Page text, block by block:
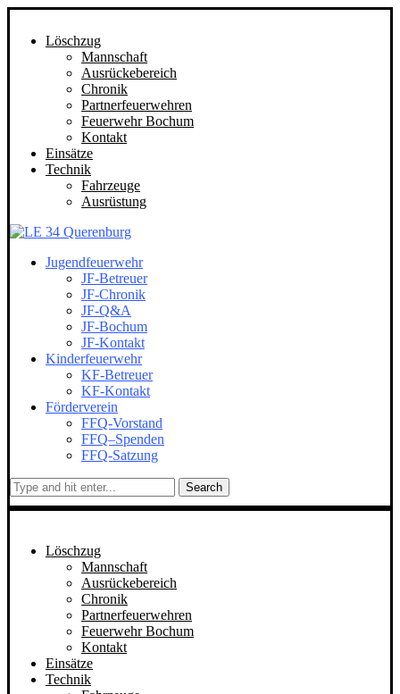
Löschzug
Mannschaft
Ausrückebereich
Chronik
Partnerfeuerwehren
Feuerwehr Bochum
Kontakt
Einsätze
Technik
Fahrzeuge
Ausrüstung
Jugendfeuerwehr
JF-Betreuer
JF-Chronik
JF-Q&A
JF-Bochum
JF-Kontakt
Kinderfeuerwehr
KF-Betreuer
KF-Kontakt
Förderverein
FFQ-Vorstand
FFQ–Spenden
FFQ-Satzung
Search
Löschzug
Mannschaft
Ausrückebereich
Chronik
Partnerfeuerwehren
Feuerwehr Bochum
Kontakt
Einsätze
Technik